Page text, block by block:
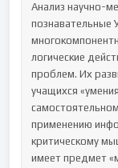
Анализ научно-
познавательные
логические
проблем. Их
учащихся
применению
критическому
имеет предмет